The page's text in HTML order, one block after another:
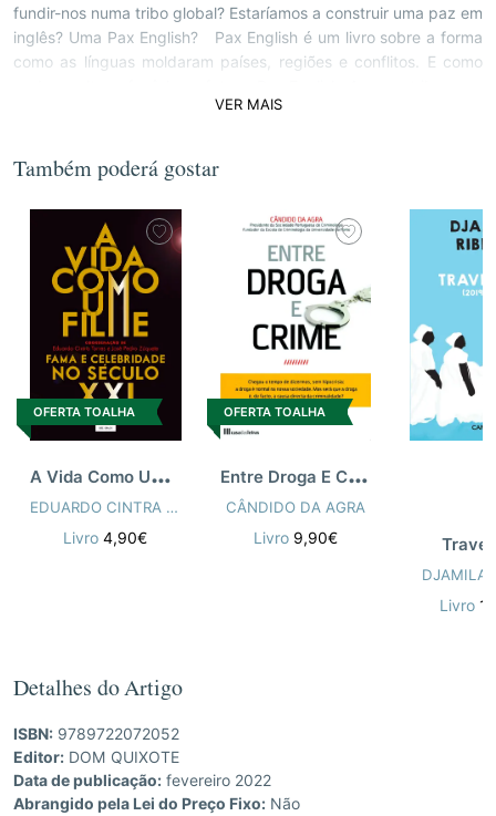
fundir-nos numa tribo global? Estaríamos a construir uma paz em
inglês? Uma Pax English? Pax English é um livro sobre a forma
como as línguas moldaram países, regiões e conflitos. E como
VER MAIS
Também poderá gostar
OFERTA TOALHA
A
Vida Como Um Filme: Celebridade e Fama
EDUARDO CINTRA TORRES ,JOSÉ PEDRO ZÚQUETE
Livro4,90€
OFERTA TOALHA
E
ntre Droga E Crime - 2ª Ed
CÂNDIDO DA AGRA
Livro 9,90€
DJAMILA
Livro
Detalhes do Artigo
ISBN: 9789722072052
Editor: DOM QUIXOTE
Data de publicação: fevereiro 2022
Abrangido pela Lei do Preço Fixo: Não